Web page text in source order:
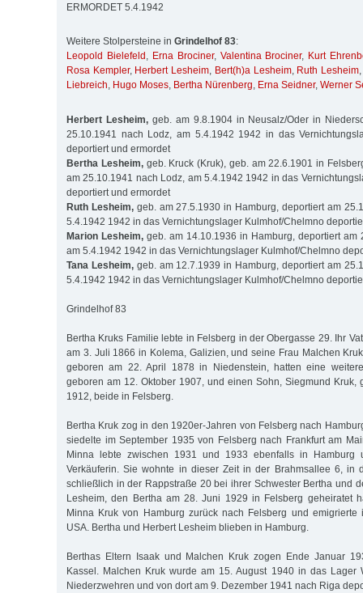
ERMORDET 5.4.1942
Weitere Stolpersteine in Grindelhof 83:
Leopold Bielefeld , Erna Brociner, Valentina Brociner, Kurt
Rosa Kempler, Herbert Lesheim, Bert(h)a Lesheim, Ruth Lesheim
Liebreich, Hugo Moses, Bertha Nürenberg, Erna Seidner, Werner
Herbert Lesheim,geb. am 9.8.1904 in Neusalz/Oder in
25.10.1941 nach Lodz, am 5.4.1942 1942 in das
deportiert und ermordet
Bertha Lesheim,geb. Kruck (Kruk), geb. am 22.6.1901 in
am 25.10.1941 nach Lodz, am 5.4.1942 1942 in das
deportiert und ermordet
Ruth Lesheim,geb. am 27.5.1930 in Hamburg, deportiert am
5.4.1942 1942 in das Vernichtungslager Kulmhof/Chelmno
Marion Lesheim, geb. am 14.10.1936 in Hamburg, deportiert am
am 5.4.1942 1942 in das Vernichtungslager Kulmhof/Chelmno
Tana Lesheim,geb. am 12.7.1939 in Hamburg, deportiert am
5.4.1942 1942 in das Vernichtungslager Kulmhof/Chelmno
Grindelhof 83
Bertha Kruks Familie lebte in Felsberg in der Obergasse 29. Ihr
am 3. Juli 1866 in Kolema, Galizien, und seine Frau Malchen
geboren am 22. April 1878 in Niedenstein, hatten eine
geboren am 12. Oktober 1907, und einen Sohn, Siegmund Kruk,
1912, beide in Felsberg.
Bertha Kruk zog in den 1920er-Jahren von Felsberg nach
siedelte im September 1935 von Felsberg nach Frankfurt am
Minna lebte zwischen 1931 und 1933 ebenfalls in Hamburg
Verkäuferin. Sie wohnte in dieser Zeit in der Brahmsallee 6, in
schließlich in der Rappstraße 20 bei ihrer Schwester Bertha und
Lesheim, den Bertha am 28. Juni 1929 in Felsberg geheiratet
Minna Kruk von Hamburg zurück nach Felsberg und
USA. Bertha und Herbert Lesheim blieben in Hamburg.
Berthas Eltern Isaak und Malchen Kruk zogen Ende Januar
Kassel. Malchen Kruk wurde am 15. August 1940 in das Lager
Niederzwehren und von dort am 9. Dezember 1941 nach Riga